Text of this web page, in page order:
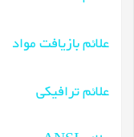
علائم بازیافت مواد
علائم ترافیکی